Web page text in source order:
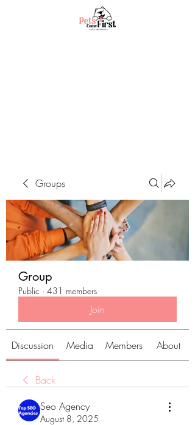
Groups
Group
Public · 431 members
Join
Discussion Media Members About
Back
Seo Agency
August 8, 2025